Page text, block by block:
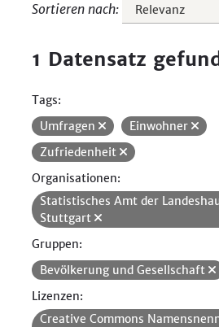
Sortieren nach
1 Datensatz
Tags:
Umfragen
Einwohner
Zufriedenheit
Organisationen:
Statistisches Amt der
Stuttgart
Gruppen:
Bevölkerung und Gesellschaft
Lizenzen:
Creative Commons